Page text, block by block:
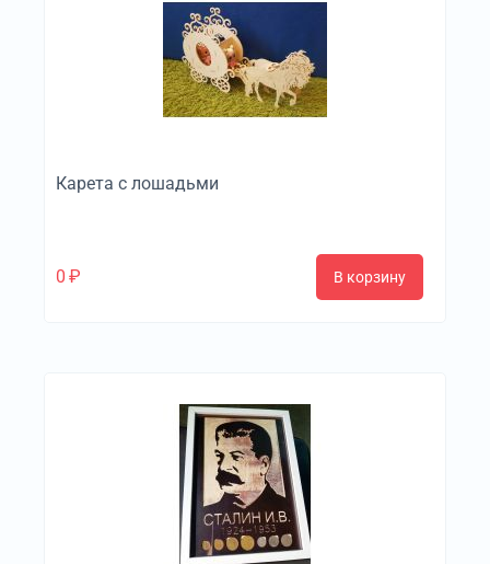
Карета с лошадьми
0 ₽ В корзину